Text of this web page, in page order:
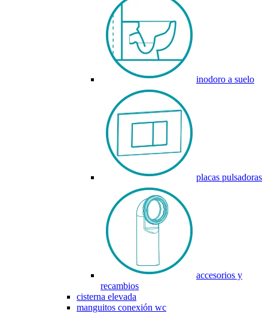
inodoro a suelo
placas pulsadoras
accesorios y
recambios
cisterna elevada
manguitos conexión wc